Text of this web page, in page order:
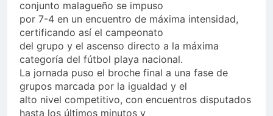
conjunto malagueño se impuso
por 7-4 en un encuentro de máxima intensidad,
certificando así el campeonato
del grupo y el ascenso directo a la máxima
categoría del fútbol playa nacional.
La jornada puso el broche final a una fase de
grupos marcada por la igualdad y el
alto nivel competitivo, con encuentros disputados
hasta los últimos minutos y